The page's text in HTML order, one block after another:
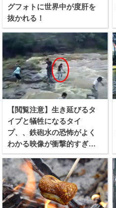
グフォトに世界中が度肝を
抜かれる！
【閲覧注意】生き延びるタ
イプと犠牲になるタイ
プ、、鉄砲水の恐怖がよく
わかる映像が衝撃的すぎ
る！